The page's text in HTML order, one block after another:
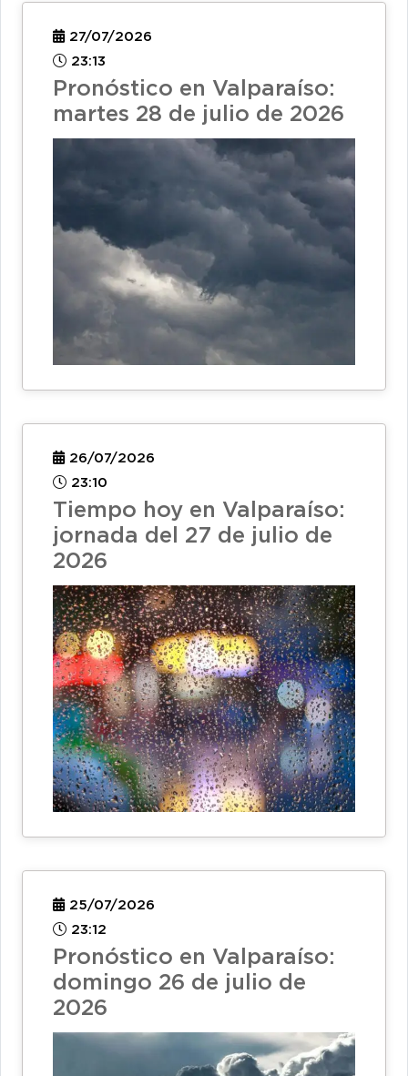
27/07/2026
23:13
Pronóstico en Valparaíso:
martes 28 de julio de 2026
26/07/2026
23:10
Tiempo hoy en Valparaíso:
jornada del 27 de julio de
2026
25/07/2026
23:12
Pronóstico en Valparaíso:
domingo 26 de julio de
2026